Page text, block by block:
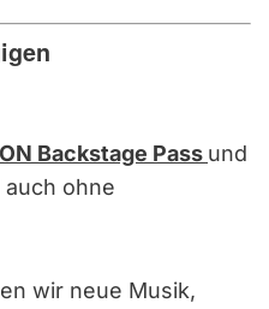
Backstage Pass und
auch ohne
wir neue Musik,